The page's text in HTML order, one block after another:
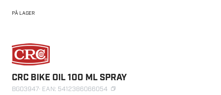
PÅ LAGER
CRC BIKE OIL 100 ML SPRAY
BG03947· EAN: 5412386066054